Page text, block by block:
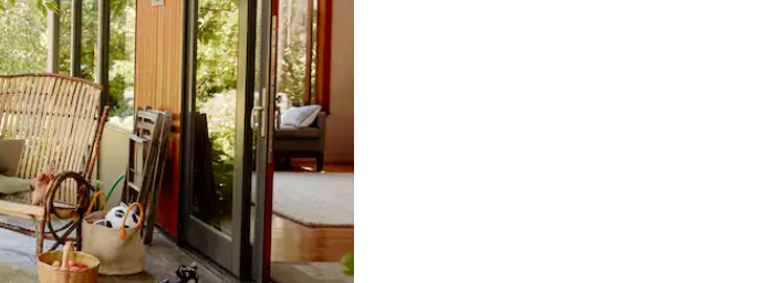
hacia arriba y hacia abajo, o bien tocando y deslizando la pantalla.